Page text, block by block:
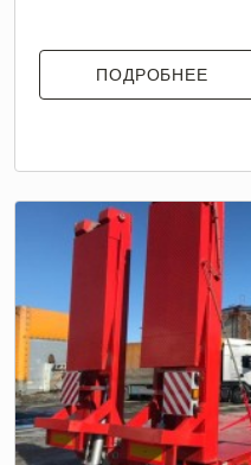
ПОДРОБНЕЕ